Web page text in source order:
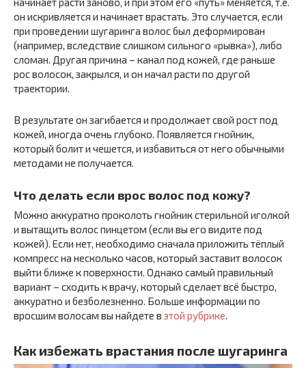
он искривляется и начинает врастать. Это случается, если
при проведении шугаринга волос был деформирован
(например, вследствие слишком сильного «рывка»), либо
сломан. Другая причина – канал под кожей, где раньше
рос волосок, закрылся, и он начал расти по другой
траектории.
В результате он загибается и продолжает свой рост под
кожей, иногда очень глубоко. Появляется гнойник,
который болит и чешется, и избавиться от него обычными
методами не получается.
Что делать если врос волос под кожу?
Можно аккуратно проколоть гнойник стерильной иголкой
и вытащить волос пинцетом (если вы его видите под
кожей). Если нет, необходимо сначала приложить тёплый
компресс на несколько часов, который заставит волосок
выйти ближе к поверхности. Однако самый правильный
вариант – сходить к врачу, который сделает всё быстро,
аккуратно и безболезненно. Больше информации по
вросшим волосам вы найдете в этой рубрике.
Как избежать врастания после шугаринга